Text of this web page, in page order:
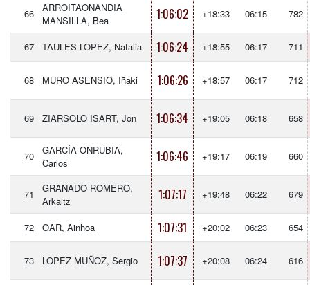
66
ARROITAONANDIA
MANSILLA, Bea
1:06:02 +18:33 06:15 782
67 TAULES LOPEZ, Natalia 1:06:24 +18:55 06:17 711
68 MURO ASENSIO, Iñaki 1:06:26 +18:57 06:17 712
69 ZIARSOLO ISART, Jon 1:06:34 +19:05 06:18 658
70
GARCÍA ONRUBIA,
Carlos
1:06:46 +19:17 06:19 660
71
GRANADO ROMERO,
Arkaitz
1:07:17 +19:48 06:22 679
72 OAR, Ainhoa 1:07:31 +20:02 06:23 654
73 LOPEZ MUÑOZ, Sergio 1:07:37 +20:08 06:24 616